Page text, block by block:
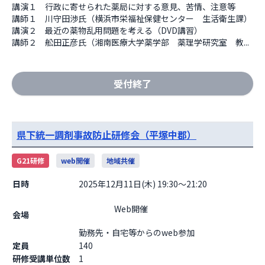
講演１　行政に寄せられた薬局に対する意見、苦情、注意等
講師１　川守田渉氏（横浜市栄福祉保健センター　生活衛生課）
講演２　最近の薬物乱用問題を考える（DVD講習）
講師２　舩田正彦氏（湘南医療大学薬学部　薬理学研究室　教...
受付終了
県下統一調剤事故防止研修会（平塚中郡）
G21研修 web開催 地域共催
日時 2025年12月11日(木) 19:30～21:20
会場
勤務先・自宅等からのweb参加
定員
140
研修受講単位数
1